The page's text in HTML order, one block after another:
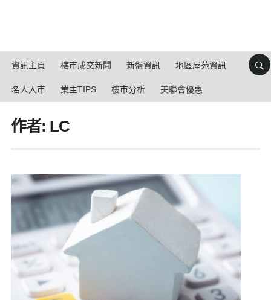
資訊主頁 樓市成交新聞 新盤資訊 地區屋苑資訊
名人入市 業主TIPS 樓市分析 美聯會優惠
作者: LC